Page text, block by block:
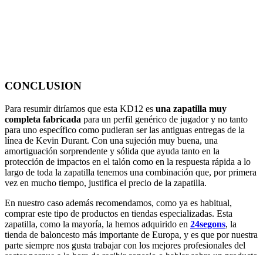
CONCLUSION
Para resumir diríamos que esta KD12 es una zapatilla muy
completa fabricada para un perfil genérico de jugador y no tanto
para uno específico como pudieran ser las antiguas entregas de la
línea de Kevin Durant. Con una sujeción muy buena, una
amortiguación sorprendente y sólida que ayuda tanto en la
protección de impactos en el talón como en la respuesta rápida a lo
largo de toda la zapatilla tenemos una combinación que, por primera
vez en mucho tiempo, justifica el precio de la zapatilla.
En nuestro caso además recomendamos, como ya es habitual,
comprar este tipo de productos en tiendas especializadas. Esta
zapatilla, como la mayoría, la hemos adquirido en 24segons, la
tienda de baloncesto más importante de Europa, y es que por nuestra
parte siempre nos gusta trabajar con los mejores profesionales del